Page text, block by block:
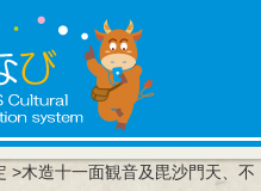
>木造十一面観音及毘沙門天、不